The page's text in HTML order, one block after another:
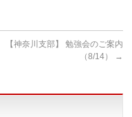
【神奈川支部】 勉強会のご案内
（8/14）
→